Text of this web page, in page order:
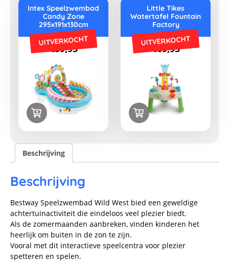
Intex Speelzwembad
Candy Zone
295x191x130cm
€59,95
UITVERKOCHT
Little Tikes
Watertafel Fountain
Factory
€69,95
UITVERKOCHT
Beschrijving
Beschrijving
Bestway Speelzwembad Wild West bied een geweldige
achtertuinactiviteit die eindeloos veel plezier biedt.
Als de zomermaanden aanbreken, vinden kinderen het
heerlijk om buiten in de zon te zijn.
Vooral met dit interactieve speelcentra voor plezier
spetteren en spelen.